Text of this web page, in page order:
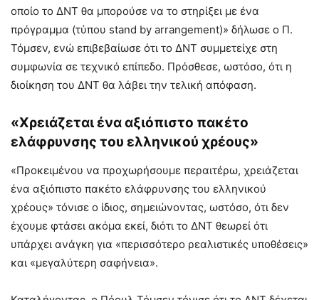
οποίο το ΔΝΤ θα μπορούσε να το στηρίξει με ένα
πρόγραμμα (τύπου stand by arrangement)» δήλωσε ο Π.
Τόμσεν, ενώ επιβεβαίωσε ότι το ΔΝΤ συμμετείχε στη
συμφωνία σε τεχνικό επίπεδο. Πρόσθεσε, ωστόσο, ότι η
διοίκηση του ΔΝΤ θα λάβει την τελική απόφαση.
«Χρειάζεται ένα αξιόπιστο πακέτο
ελάφρυνσης του ελληνικού χρέους»
«Προκειμένου να προχωρήσουμε περαιτέρω, χρειάζεται
ένα αξιόπιστο πακέτο ελάφρυνσης του ελληνικού
χρέους» τόνισε ο ίδιος, σημειώνοντας, ωστόσο, ότι δεν
έχουμε φτάσει ακόμα εκεί, διότι το ΔΝΤ θεωρεί ότι
υπάρχει ανάγκη για «περισσότερο ρεαλιστικές υποθέσεις»
και «μεγαλύτερη σαφήνεια».